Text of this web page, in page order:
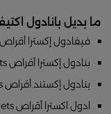
ما بديل بانادول
فيفادول إكسترا أقراص Fevadol Extra tablets.
بنادول إكسترا أقراص Panadol Extra tablets.
بنادول إكستند أقراص Panadol Extend tablets.
ادول اكسترا أقراص Adol Extra tablets.